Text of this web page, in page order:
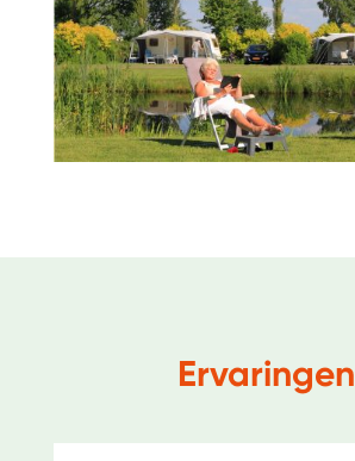
Ervaringen